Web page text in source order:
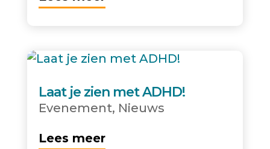
Laat je zien met ADHD!
Evenement, Nieuws
Lees meer